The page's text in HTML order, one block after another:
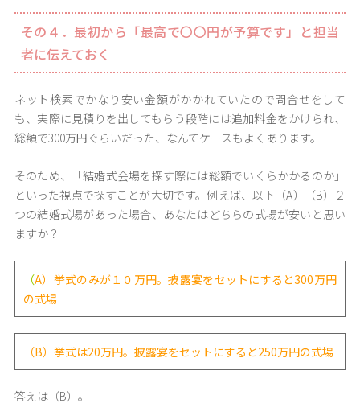
その４．最初から「最高で〇〇円が予算です」と担当
者に伝えておく
ネット検索でかなり安い金額がかかれていたので問合せをして
も、実際に見積りを出してもらう段階には追加料金をかけられ、
総額で300万円ぐらいだった、なんてケースもよくあります。
そのため、「結婚式会場を探す際には総額でいくらかかるのか」
といった視点で探すことが大切です。例えば、以下（A）（B）２
つの結婚式場があった場合、あなたはどちらの式場が安いと思い
ますか？
（A）挙式のみが１０万円。披露宴をセットにすると300万円
の式場
（B）挙式は20万円。披露宴をセットにすると250万円の式場
答えは（B）。